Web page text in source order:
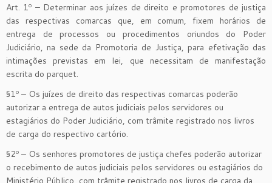
Art. 1º – Determinar aos juízes de direito e promotores de justiça
das respectivas comarcas que, em comum, fixem horários de
entrega de processos ou procedimentos oriundos do Poder
Judiciário, na sede da Promotoria de Justiça, para efetivação das
intimações previstas em lei, que necessitam de manifestação
escrita do parquet.
§1º – Os juízes de direito das respectivas comarcas poderão
autorizar a entrega de autos judiciais pelos servidores ou
estagiários do Poder Judiciário, com trâmite registrado nos livros
de carga do respectivo cartório.
§2º – Os senhores promotores de justiça chefes poderão autorizar
o recebimento de autos judiciais pelos servidores ou estagiários do
Ministério Público, com trâmite registrado nos livros de carga da